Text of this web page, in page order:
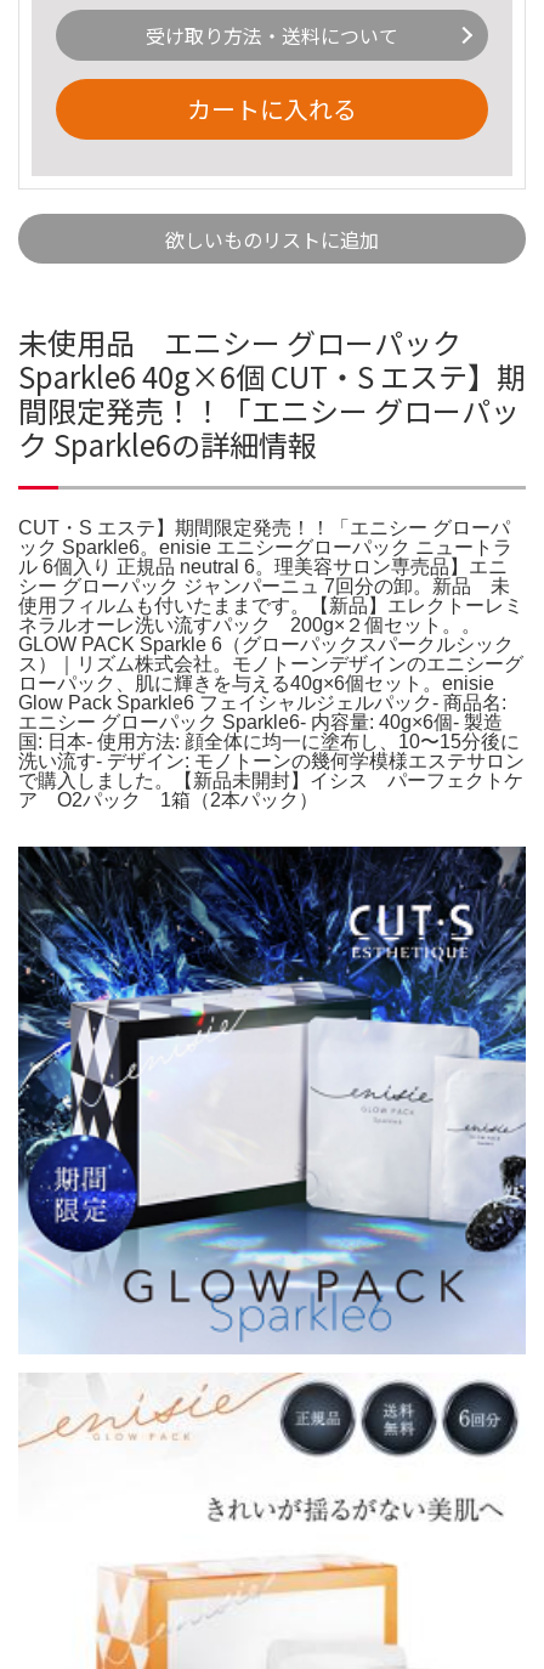
受け取り方法・送料について
カートに入れる
欲しいものリストに追加
未使用品 エニシー グローパック
Sparkle6 40g×6個 CUT・S エステ】期
間限定発売！！「エニシー グローパッ
ク Sparkle6の詳細情報
CUT・S エステ】期間限定発売！！「エニシー グローパ
ック Sparkle6。enisie エニシーグローパック ニュートラ
ル 6個入り 正規品 neutral 6。理美容サロン専売品】エニ
シー グローパック ジャンパーニュ 7回分の卸。新品 未
使用フィルムも付いたままです。【新品】エレクトーレミ
ネラルオーレ洗い流すパック 200g×２個セット。。
GLOW PACK Sparkle 6（グローパックスパークルシック
ス）｜リズム株式会社。モノトーンデザインのエニシーグ
ローパック、肌に輝きを与える40g×6個セット。enisie
Glow Pack Sparkle6 フェイシャルジェルパック- 商品名:
エニシー グローパック Sparkle6- 内容量: 40g×6個- 製造
国: 日本- 使用方法: 顔全体に均一に塗布し、10〜15分後に
洗い流す- デザイン: モノトーンの幾何学模様エステサロン
で購入しました。【新品未開封】イシス パーフェクトケ
ア O2パック 1箱（2本パック）